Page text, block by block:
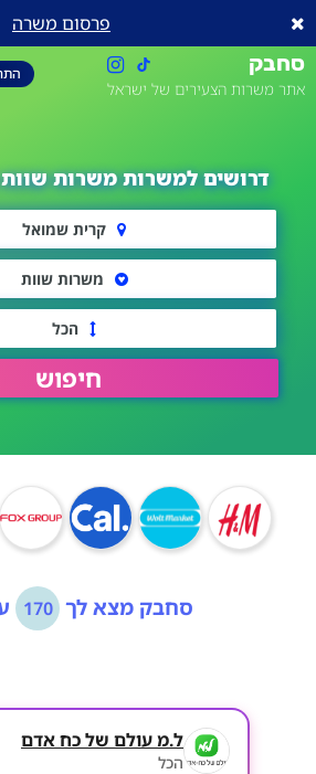
פרסום משרה
סחבק
אתר משרות הצעירים של ישראל
דרושים למשרות משרות
קרית שמואל
משרות שוות
הכל
חיפוש
סחבק מצא לך 170
ל.מ עולם של כח אדם
הכל